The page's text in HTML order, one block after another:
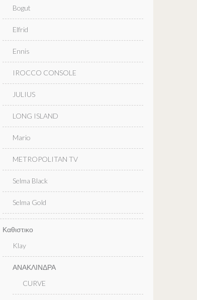
Bogut
Elfrid
Ennis
IROCCO CONSOLE
JULIUS
LONG ISLAND
Mario
METROPOLITAN TV
Selma Black
Selma Gold
Καθιστικο
Klay
ΑΝΑΚΛΙΝΔΡΑ
CURVE